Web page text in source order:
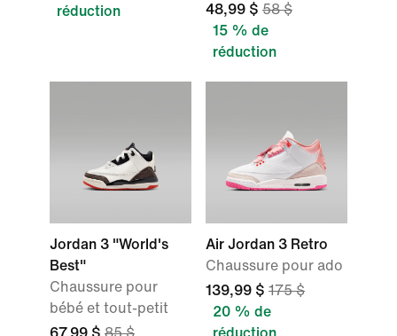
réduction
48,99 $ 58 $
15 % de
réduction
Jordan 3 "World's
Best"
Chaussure pour
bébé et tout-petit
67,99 $ 85 $
Air Jordan 3 Retro
Chaussure pour ado
139,99 $ 175 $
20 % de
réduction